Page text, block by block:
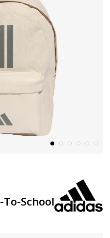
School